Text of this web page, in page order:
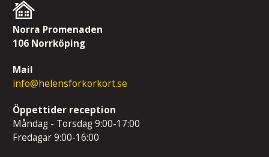
Norra Promenaden
106 Norrköping
Mail
info@helensforkorkort.se
Öppettider reception
Måndag - Torsdag 9:00-17:00
Fredagar 9:00-16:00